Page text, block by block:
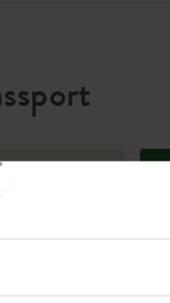
is comprised of
waste
industrial waste.